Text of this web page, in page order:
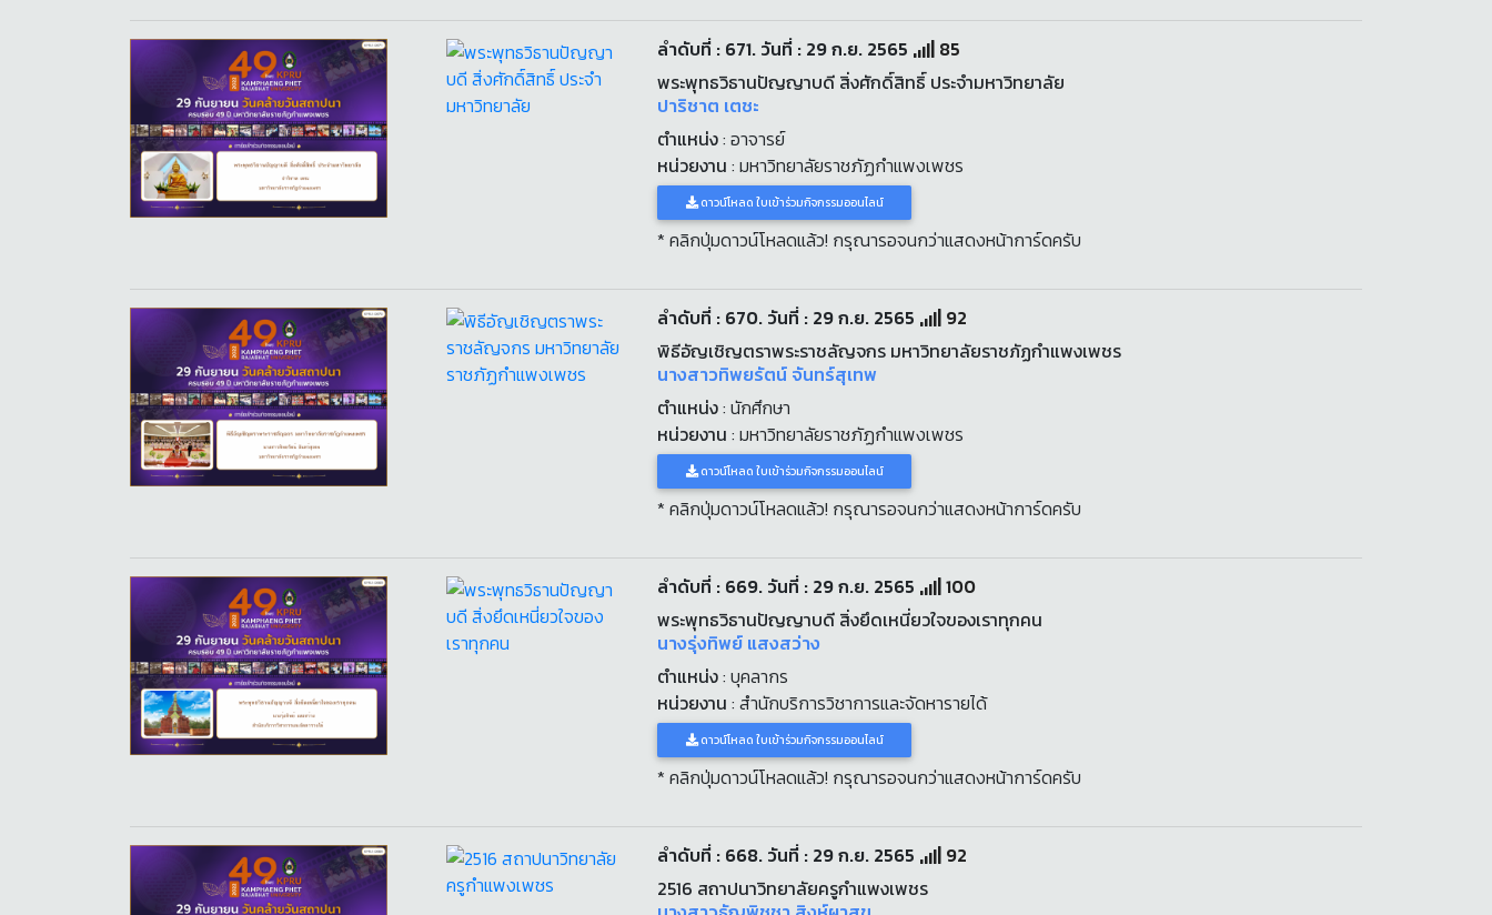
ลำดับที่ : 671. วันที่ : 29 ก.ย. 2565
85
พระพุทธวิธานปัญญาบดี สิ่งศักดิ์สิทธิ์ ประจำมหาวิทยาลัย
ปาริชาต เตชะ
ตำแหน่ง: อาจารย์
หน่วยงาน : มหาวิทยาลัยราชภัฏกำแพงเพชร
ดาวน์โหลด ใบเข้าร่วมกิจกรรมออนไลน์
* คลิกปุ่มดาวน์โหลดแล้ว! กรุณารอจนกว่าแสดงหน้าการ์ดครับ
ลำดับที่ : 670. วันที่ : 29 ก.ย. 2565
92
พิธีอัญเชิญตราพระราชลัญจกร มหาวิทยาลัยราชภัฏกำแพงเพชร
นางสาวทิพยรัตน์ จันทร์สุเทพ
ตำแหน่ง: นักศึกษา
หน่วยงาน : มหาวิทยาลัยราชภัฏกำแพงเพชร
ดาวน์โหลด ใบเข้าร่วมกิจกรรมออนไลน์
* คลิกปุ่มดาวน์โหลดแล้ว! กรุณารอจนกว่าแสดงหน้าการ์ดครับ
ลำดับที่ : 669. วันที่ : 29 ก.ย. 2565
100
พระพุทธวิธานปัญญาบดี สิ่งยึดเหนี่ยวใจของเราทุกคน
นางรุ่งทิพย์ แสงสว่าง
ตำแหน่ง: บุคลากร
หน่วยงาน : สำนักบริการวิชาการและจัดหารายได้
ดาวน์โหลด ใบเข้าร่วมกิจกรรมออนไลน์
* คลิกปุ่มดาวน์โหลดแล้ว! กรุณารอจนกว่าแสดงหน้าการ์ดครับ
ลำดับที่ : 668. วันที่ : 29 ก.ย. 2565
92
2516 สถาปนาวิทยาลัยครูกำแพงเพชร